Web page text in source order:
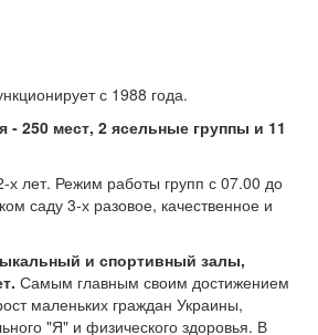
с 1988 года.
- 250 мест, 2 ясельные группы и 11
х лет. Режим работы групп с 07.00 до
саду 3-х разовое, качественное и
и спортивный залы,
Самым главным своим достижением
маленьких граждан Украины,
"Я" и физического здоровья. В